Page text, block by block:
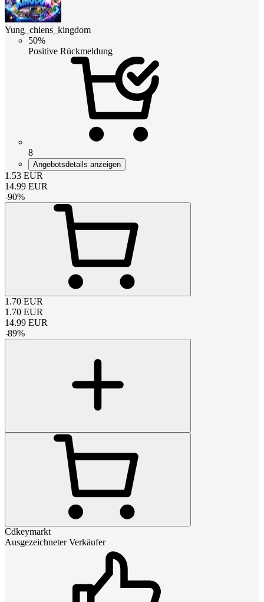
Yung_chiens_kingdom
50%
Positive Rückmeldung
8
Angebotsdetails anzeigen
1.53 EUR
14.99 EUR
-90%
1.70 EUR
1.70 EUR
14.99 EUR
-89%
Cdkeymarkt
Ausgezeichneter Verkäufer